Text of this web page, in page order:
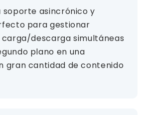
soporte asincrónico y
para gestionar
descarga simultáneas
plano en una
gran cantidad de contenido